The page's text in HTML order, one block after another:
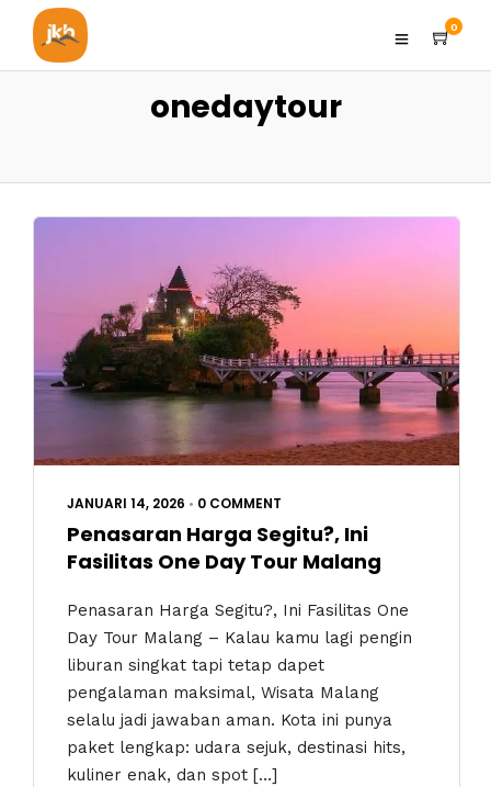
0
onedaytour
JANUARI 14, 2026 • 0 COMMENT
Penasaran Harga Segitu?, Ini
Fasilitas One Day Tour Malang
Penasaran Harga Segitu?, Ini Fasilitas One
Day Tour Malang – Kalau kamu lagi pengin
liburan singkat tapi tetap dapet
pengalaman maksimal, Wisata Malang
selalu jadi jawaban aman. Kota ini punya
paket lengkap: udara sejuk, destinasi hits,
kuliner enak, dan spot […]